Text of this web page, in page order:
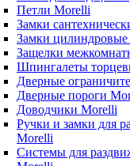
Петли Morelli
Замки
Замки
Защелки
Шпингалеты
Дверные
Дверные пороги
Доводчики Morelli
Ручки и замки для
Morelli
Системы для